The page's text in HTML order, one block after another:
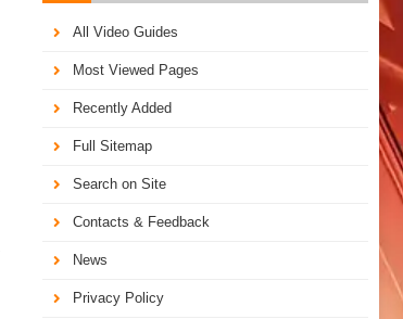
All Video Guides
Most Viewed Pages
Recently Added
Full Sitemap
Search on Site
Contacts & Feedback
News
Privacy Policy